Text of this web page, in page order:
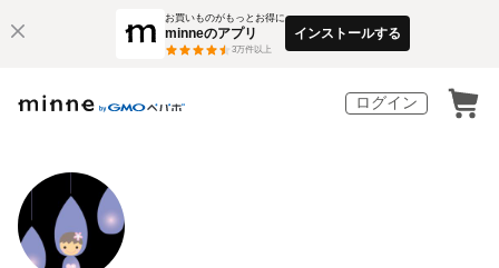
お買いものがもっとお得に
minneのアプリ
3万件以上
インストールする
ログイン